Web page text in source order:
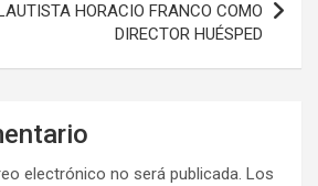
HORACIO FRANCO COMO
DIRECTOR HUÉSPED
electrónico no será publicada. Los